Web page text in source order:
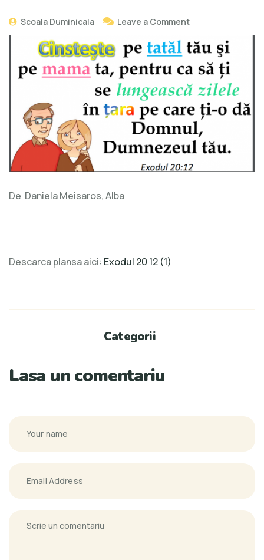
Scoala Duminicala Leave a Commenton
20:12
–
Porunca
5-
a
–
plansa
De Daniela Meisaros, Alba
Descarca plansa aici: Exodul 20 12 (1)
Categorii
Lasa un comentariu